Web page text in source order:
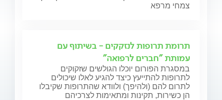
צמחי מרפא
תרומת תרופות לנזקקים - בשיתוף עם
עמותת "חברים לרפואה"
במסגרת הפורום יוכלו הגולשים שזקוקים
לתרופות להתייעץ כיצד להגיע לאלו שיכולים
לתרום להם (ולהיפך) ולוודא שהתרופות שקיבלו
הן כשירות, תקינות ומתאימות לצרכיהם